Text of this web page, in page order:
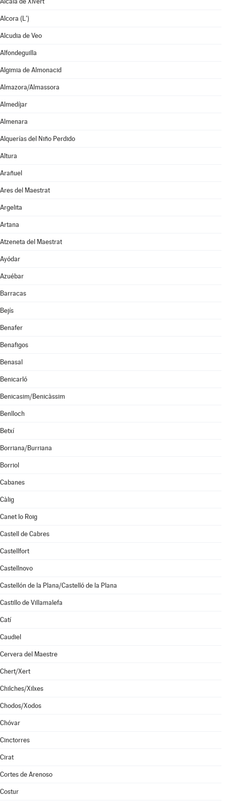
Alcora (L')
Alcudia de Veo
Alfondeguilla
Algimia de Almonacid
Almazora/Almassora
Almedíjar
Almenara
Alquerías del Niño Perdido
Altura
Arañuel
Ares del Maestrat
Argelita
Artana
Atzeneta del Maestrat
Ayódar
Azuébar
Barracas
Bejís
Benafer
Benafigos
Benasal
Benicarló
Benicasim/Benicàssim
Benlloch
Betxí
Borriana/Burriana
Borriol
Cabanes
Càlig
Canet lo Roig
Castell de Cabres
Castellfort
Castellnovo
Castellón de la Plana/Castelló de la Plana
Castillo de Villamalefa
Catí
Caudiel
Cervera del Maestre
Chert/Xert
Chilches/Xilxes
Chodos/Xodos
Chóvar
Cinctorres
Cirat
Cortes de Arenoso
Costur